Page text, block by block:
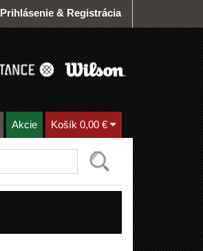
Prihlásenie & Registrácia
Akcie Košík 0,00 €